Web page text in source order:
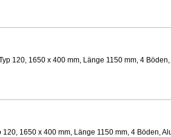
120, 1650 x 400 mm, Länge 1150 mm, 4
1650 x 400 mm, Länge 1150 mm, 4 Böden,